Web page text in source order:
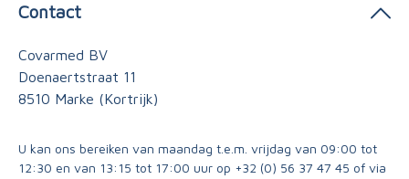
Contact
Covarmed BV
Doenaertstraat 11
8510 Marke (Kortrijk)
U kan ons bereiken van maandag t.e.m. vrijdag van 09:00 tot
12:30 en van 13:15 tot 17:00 uur op +32 (0) 56 37 47 45 of via